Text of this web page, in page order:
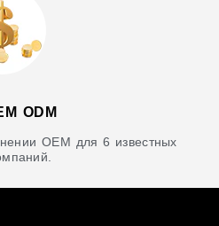
ODM
OEM для 6 известных